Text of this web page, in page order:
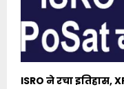
ISRO ने रचा इतिहास,